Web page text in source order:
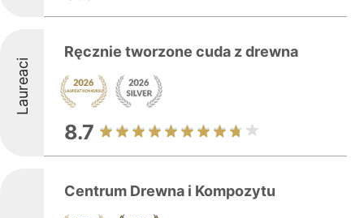
Laureaci
Ręcznie tworzone cuda z drewna
8.7
Centrum Drewna i Kompozytu